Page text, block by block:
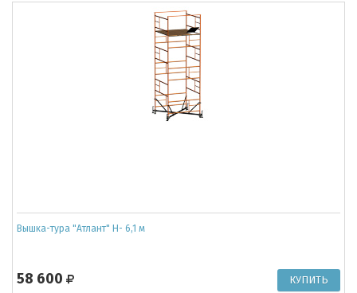
Вышка-тура "Атлант" Н- 6,1 м
58 600